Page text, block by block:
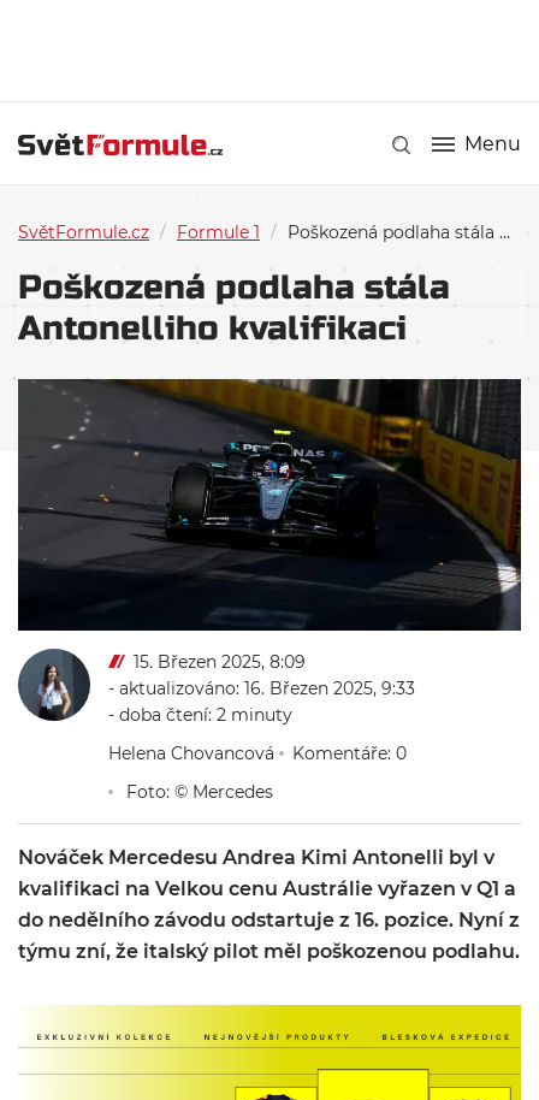
Menu
SvětFormule.cz / Formule 1 / Poškozená podlaha stála Antonelliho kvalifikaci
Poškozená podlaha stála
Antonelliho kvalifikaci
15. Březen 2025, 8:09
- aktualizováno: 16. Březen 2025, 9:33
- doba čtení: 2 minuty
Helena Chovancová
Komentáře: 0
Foto: © Mercedes
Nováček Mercedesu Andrea Kimi Antonelli byl v
kvalifikaci na Velkou cenu Austrálie vyřazen v Q1 a
do nedělního závodu odstartuje z 16. pozice. Nyní z
týmu zní, že italský pilot měl poškozenou podlahu.